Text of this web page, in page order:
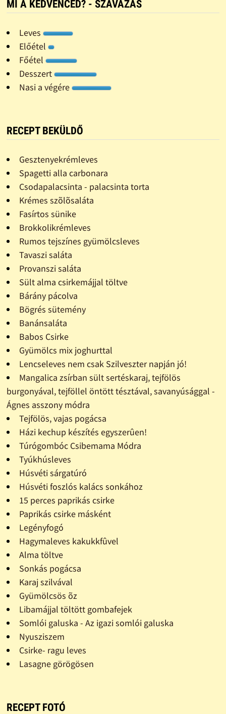
MI A KEDVENCED? - SZAVAZÁS
Leves
Előétel
Főétel
Desszert
Nasi a végére
RECEPT BEKÜLDŐ
Gesztenyekrémleves
Spagetti alla carbonara
Csodapalacsinta - palacsinta torta
Krémes szõlõsaláta
Fasírtos sünike
Brokkolikrémleves
Rumos tejszínes gyümölcsleves
Tavaszi saláta
Provanszi saláta
Sült alma csirkemájjal töltve
Bárány pácolva
Bögrés sütemény
Banánsaláta
Babos Csirke
Gyümölcs mix joghurttal
Lencseleves nem csak Szilveszter napján jó!
Mangalica zsírban sült sertéskaraj, tejfölös
burgonyával, tejföllel öntött tésztával, savanyúsággal -
Ágnes asszony módra
Tejfölös, vajas pogácsa
Házi kechup készítés egyszerûen!
Túrógombóc Csibemama Módra
Tyúkhúsleves
Húsvéti sárgatúró
Húsvéti foszlós kalács sonkához
15 perces paprikás csirke
Paprikás csirke másként
Legényfogó
Hagymaleves kakukkfûvel
Alma töltve
Sonkás pogácsa
Karaj szilvával
Gyümölcsös õz
Libamájjal töltött gombafejek
Somlói galuska - Az igazi somlói galuska
Nyusziszem
Csirke- ragu leves
Lasagne görögösen
RECEPT FOTÓ